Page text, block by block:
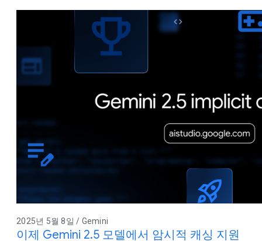
2025년 5월 8일 / Gemini
이제 Gemini 2.5 모델에서 암시적 캐싱 지원